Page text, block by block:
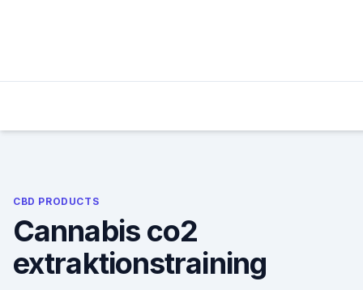
CBD PRODUCTS
Cannabis co2
extraktionstraining